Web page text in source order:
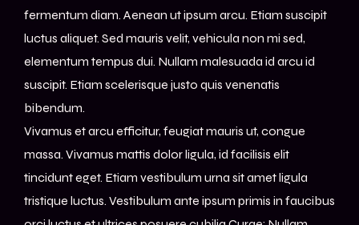
fermentum diam. Aenean ut ipsum arcu. Etiam suscipit
luctus aliquet. Sed mauris velit, vehicula non mi sed,
elementum tempus dui. Nullam malesuada id arcu id
suscipit. Etiam scelerisque justo quis venenatis
bibendum.
Vivamus et arcu efficitur, feugiat mauris ut, congue
massa. Vivamus mattis dolor ligula, id facilisis elit
tincidunt eget. Etiam vestibulum urna sit amet ligula
tristique luctus. Vestibulum ante ipsum primis in faucibus